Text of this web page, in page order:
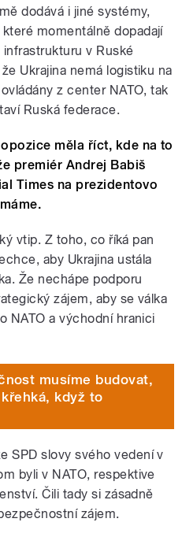
dodává i jiné systémy,
momentálně dopadají
v Ruské
Ukrajina nemá logistiku na
z center NATO, tak
Ruská federace.
měla říct, kde na to
premiér Andrej Babiš
Times na prezidentovo
vtip. Z toho, co říká pan
aby Ukrajina ustála
Že nechápe podporu
zájem, aby se válka
NATO a východní hranici
musíme budovat,
když to
SPD slovy svého vedení v
byli v NATO, respektive
Čili tady si zásadně
zájem.